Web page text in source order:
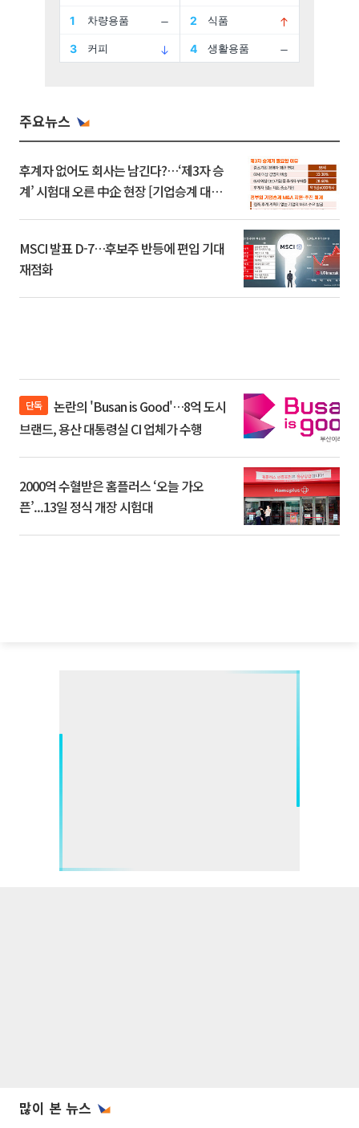
주요뉴스
후계자 없어도 회사는 남긴다?…‘제3자 승
계’ 시험대 오른 中企 현장 [기업승계 대전
MSCI 발표 D-7…후보주 반등에 편입 기대
재점화
단독
브랜드, 용산 대통령실 CI 업체가 수행
2000억 수혈받은 홈플러스 ‘오늘 가오
픈’...13일 정식 개장 시험대
많이 본 뉴스